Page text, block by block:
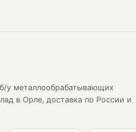
у металлообрабатывающих
в Орле, доставка по России и